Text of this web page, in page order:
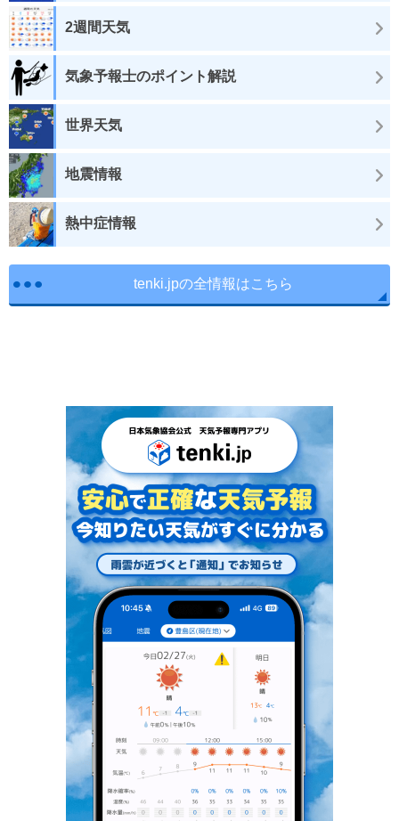
2週間天気
気象予報士のポイント解説
世界天気
地震情報
熱中症情報
tenki.jpの全情報はこちら